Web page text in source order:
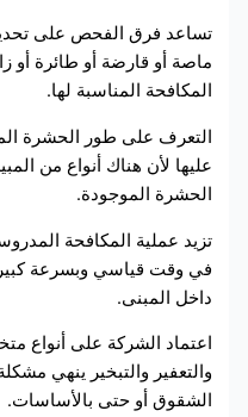
تساعد فرق الفحص على
ماصة أو قارضة أو طائرة أو
المكافحة المناسبة لها.
التعرف على طور الحشرة
عليها لأن هناك أنواع من
الحشرة الموجودة.
تزيد عملية المكافحة
في وقت قياسي وبسرعة
داخل المبنى.
اعتماد الشركة على أنواع
والتعفير والتبخير ينهي
الشقوق أو حتى بالأساسات.